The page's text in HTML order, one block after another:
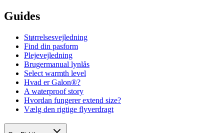
Guides
Størrelsesvejledning
Find din pasform
Plejevejledning
Brugermanual lynlås
Select warmth level
Hvad er Galon®?
A waterproof story
Hvordan fungerer extend size?
Vælg den rigtige flyverdragt